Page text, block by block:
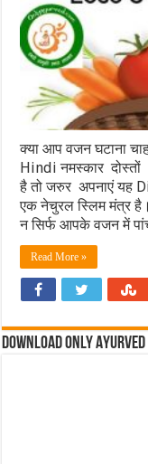
क्या आप वजन घटाना
Hindi नमस्कार
है तो जरुर अपनाएं यह
एक नेचुरल स्लिम मंत्र
न सिर्फ आपके वजन में
Read More »
Download Only Ayurved